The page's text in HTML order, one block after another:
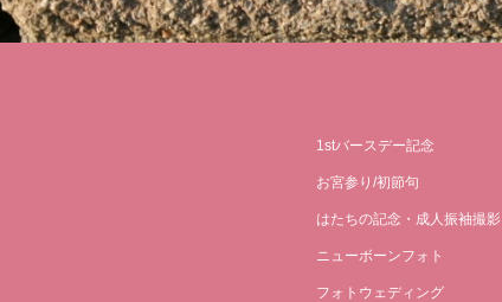
1stバースデー記念
お宮参り/初節句
はたちの記念・成人振袖撮影
ニューボーンフォト
フォトウェディング